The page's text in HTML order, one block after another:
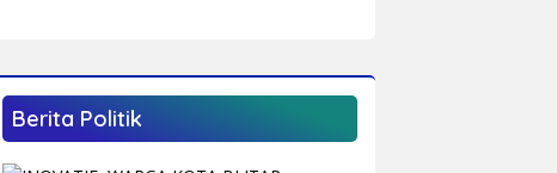
Bersih
Berita Politik